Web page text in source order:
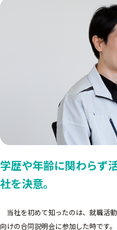
学歴や年齢に関わらず
社を決意。
当社を初めて知ったのは、就職活
向けの合同説明会に参加した時です